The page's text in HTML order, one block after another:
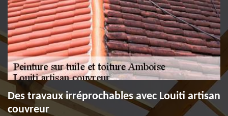
Des travaux irréprochables avec Louiti artisan
couvreur